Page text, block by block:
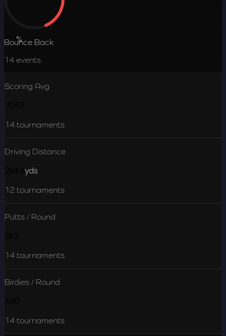
18.3%
Bounce Back
14 events
Scoring Avg
14 tournaments
Driving Distance
yds
12 tournaments
Putts / Round
14 tournaments
Birdies / Round
14 tournaments